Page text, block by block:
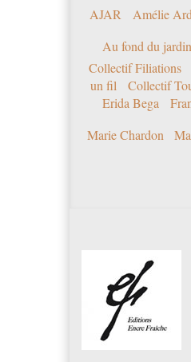
AJAR Amélie
Au fond du
Collectif Filiations
un fil
Collectif
Erida Bega
Marie Chardon